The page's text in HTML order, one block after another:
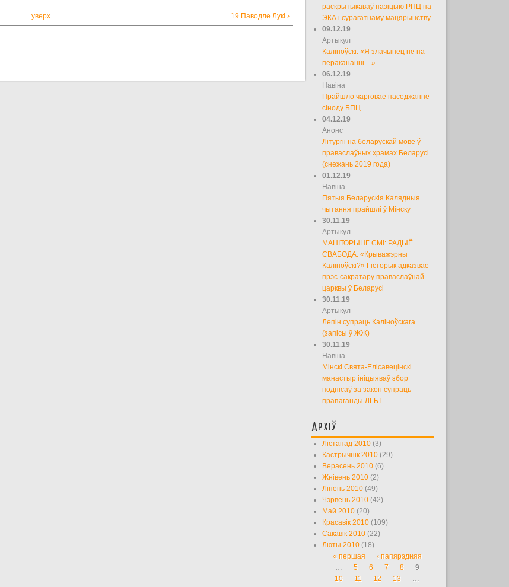
уверх 19 Паводле Лукі ›
раскрытыкаваў пазіцыю РПЦ па
ЭКА і сурагатнаму мацярынству
09.12.19
Артыкул
Каліноўскі: «Я злачынец не па
перакананні ...»
06.12.19
Навіна
Прайшло чарговае паседжанне
сіноду БПЦ
04.12.19
Анонс
Літургіі на беларускай мове ў
праваслаўных храмах Беларусі
(снежань 2019 года)
01.12.19
Навіна
Пятыя Беларускія Калядныя
чытання прайшлі ў Мінску
30.11.19
Артыкул
МАНІТОРЫНГ СМІ: РАДЫЁ
СВАБОДА: «Крыважэрны
Каліноўскі?» Гісторык адказвае
прэс-сакратару праваслаўнай
царквы ў Беларусі
30.11.19
Артыкул
Лепін супраць Каліноўскага
(запісы ў ЖЖ)
30.11.19
Навіна
Мінскі Свята-Елісавецінскі
манастыр ініцыяваў збор
подпісаў за закон супраць
прапаганды ЛГБТ
Архіў
Лістапад 2010 (3)
Кастрычнік 2010 (29)
Верасень 2010 (6)
Жнівень 2010 (2)
Ліпень 2010 (49)
Чэрвень 2010 (42)
Май 2010 (20)
Красавік 2010 (109)
Сакавік 2010 (22)
Люты 2010 (18)
Старонкі
« першая
‹ папярэдняя
…
5 6 7 8
9
10
11 12 13
…